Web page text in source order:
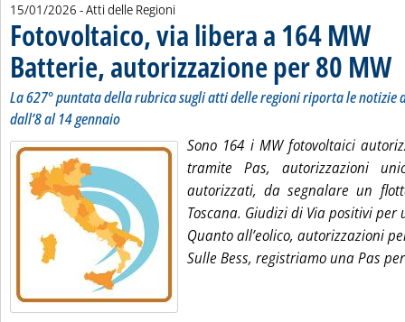
15/01/2026 - Atti delle Regioni
Fotovoltaico, via libera a 164 MW
Batterie, autorizzazione per 80 MW..
La 627° puntata della rubrica sugli atti delle regioni riporta le
dall’8 al 14 gennaio
Sono 164 i MW fotovoltaici
tramite Pas, autorizzazioni
autorizzati, da segnalare un
Toscana. Giudizi di Via positivi per
Quanto all’eolico, autorizzazioni
Sulle Bess, registriamo una Pas